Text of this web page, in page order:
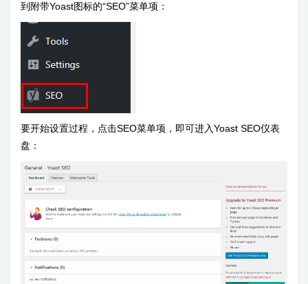
到附带Yoast图标的“SEO”菜单项：
要开始设置过程，点击SEO菜单项，即可进入Yoast SEO仪表
盘：